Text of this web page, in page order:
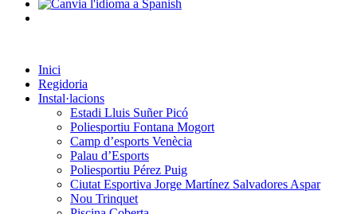
Inici
Regidoria
Instal·lacions
Estadi Lluis Suñer Picó
Poliesportiu Fontana Mogort
Camp d’esports Venècia
Palau d’Esports
Poliesportiu Pérez Puig
Ciutat Esportiva Jorge Martínez Salvadores Aspar
Nou Trinquet